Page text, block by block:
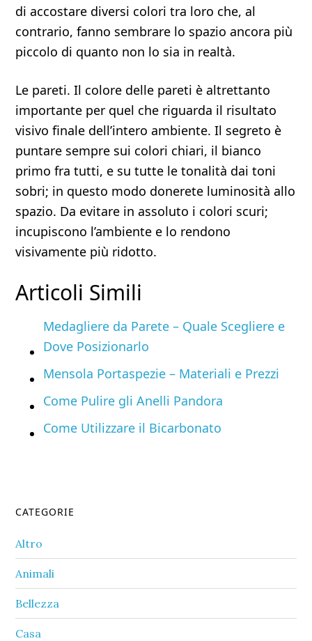
di accostare diversi colori tra loro che, al
contrario, fanno sembrare lo spazio ancora più
piccolo di quanto non lo sia in realtà.
Le pareti. Il colore delle pareti è altrettanto
importante per quel che riguarda il risultato
visivo finale dell’intero ambiente. Il segreto è
puntare sempre sui colori chiari, il bianco
primo fra tutti, e su tutte le tonalità dai toni
sobri; in questo modo donerete luminosità allo
spazio. Da evitare in assoluto i colori scuri;
incupiscono l’ambiente e lo rendono
visivamente più ridotto.
Articoli Simili
Medagliere da Parete – Quale Scegliere e
Dove Posizionarlo
Mensola Portaspezie – Materiali e Prezzi
Come Pulire gli Anelli Pandora
Come Utilizzare il Bicarbonato
Primary
Sidebar
CATEGORIE
Altro
Animali
Bellezza
Casa